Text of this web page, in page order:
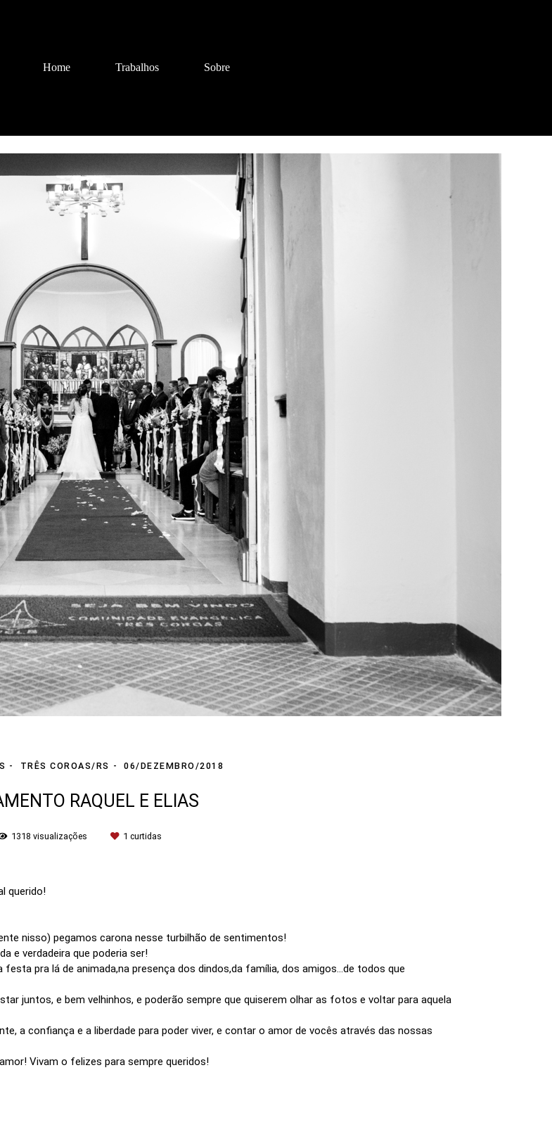
Home Trabalhos Sobre
TRÊS COROAS/RS 06/DEZEMBRO/2018
RAQUEL E ELIAS
1318 visualizações 1 curtidas
querido!
nisso) pegamos carona nesse turbilhão de sentimentos!
e verdadeira que poderia ser!
pra lá de animada,na presença dos dindos,da família, dos amigos...de todos que
juntos, e bem velhinhos, e poderão sempre que quiserem olhar as fotos e voltar para aquela
a confiança e a liberdade para poder viver, e contar o amor de vocês através das nossas
Vivam o felizes para sempre queridos!